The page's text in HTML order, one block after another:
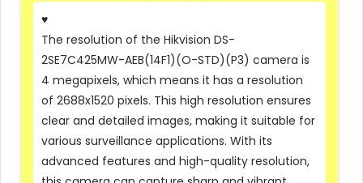
♥️
The resolution of the Hikvision DS-
2SE7C425MW-AEB(14F1)(O-STD)(P3) camera is
4 megapixels, which means it has a resolution
of 2688x1520 pixels. This high resolution ensures
clear and detailed images, making it suitable for
various surveillance applications. With its
advanced features and high-quality resolution,